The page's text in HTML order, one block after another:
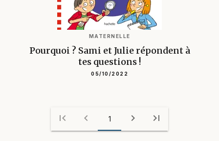
MATERNELLE
Pourquoi ? Sami et Julie répondent à
tes questions !
05/10/2022
first_page chevron_left 1 chevron_right last_page